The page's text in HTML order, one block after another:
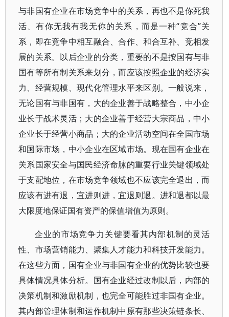
与非国有企业在市场竞争中的关系，再也不是你死我
活、有你无我有我无你的关系，而是一种“竞合”关
系，即在竞争中相互融合、合作、和合互补、竞相发
展的关系。以后企业的分类，重要的不是按国有与非
国有等所有制关系来划分，而应该按照企业的经济实
力、经营规模、现代化管理水平来区别。一般说来，
无论国有与非国有，大的企业善于战略整合，中小企
业长于战术灵活；大的企业善于经营大宗商品，中小
企业长于经营小商品；大的企业活动空间在全国市场
和国际市场，中小企业在区域市场。现在国有企业在
关系国家安全与国民经济命脉的重要行业关键领域处
于支配地位，在市场竞争领域也不应该完全退出，而
应该有进有退，宜进则进，宜退则退。进和退都以最
大限度地保证国有资产的保值增值为原则。
企业的市场竞争力关键要看其内部机制的灵活
性、市场营销能力、聚集人才能力和科技开发能力。
在这些方面，国有企业与非国有企业的优势比较也要
具体情况具体分析。国有企业经过改制以后，内部的
决策机制和激励机制，也完全可能胜过非国有企业。
其内部管理体制和运作机制中原有那些决策链条长、